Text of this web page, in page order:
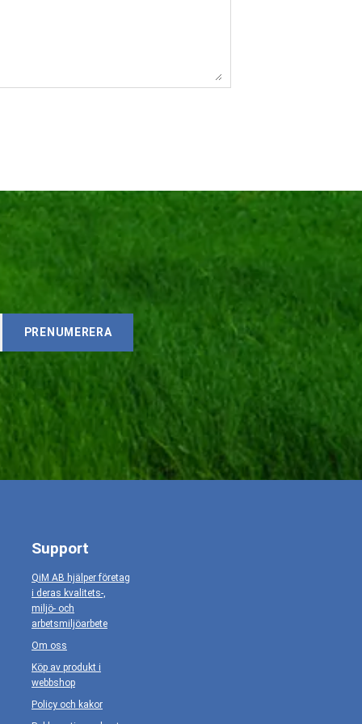
PRENUMERERA
Support
QiM AB hjälper företag
i deras kvalitets-,
miljö- och
arbetsmiljöarbete
Om oss
Köp av produkt i
webbshop
Policy och kakor